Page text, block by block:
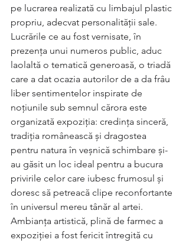
pe lucrarea realizată cu limbajul plastic
propriu, adecvat personalității sale.
Lucrările ce au fost vernisate, în
prezența unui numeros public, aduc
laolaltă o tematică generoasă, o triadă
care a dat ocazia autorilor de a da frâu
liber sentimentelor inspirate de
noțiunile sub semnul cărora este
organizată expoziția: credința sinceră,
tradiția românească și dragostea
pentru natura în veșnică schimbare și-
au găsit un loc ideal pentru a bucura
privirile celor care iubesc frumosul și
doresc să petreacă clipe reconfortante
în universul mereu tânăr al artei.
Ambianța artistică, plină de farmec a
expoziției a fost fericit întregită cu